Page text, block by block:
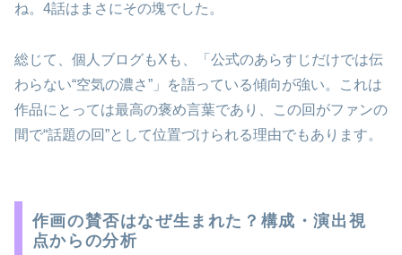
ね。4話はまさにその塊でした。
総じて、個人ブログもXも、「公式のあらすじだけでは伝
わらない“空気の濃さ”」を語っている傾向が強い。これは
作品にとっては最高の褒め言葉であり、この回がファンの
間で“話題の回”として位置づけられる理由でもあります。
作画の賛否はなぜ生まれた？構成・演出視
点からの分析